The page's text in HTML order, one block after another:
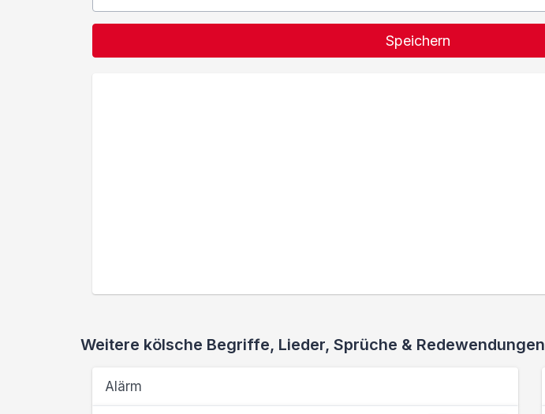
Speichern
Weitere kölsche Begriffe, Lieder, Sprüche & Redewendungen
Alärm